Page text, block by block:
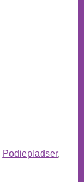
Podiepladser,